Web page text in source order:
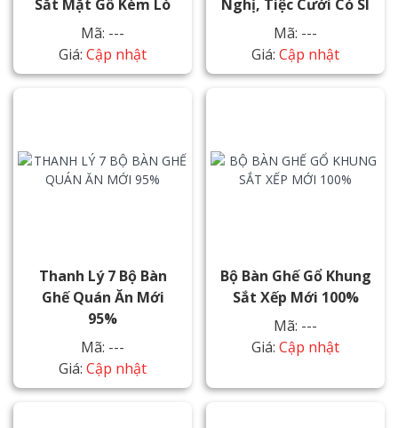
Sắt Mặt Gổ Kèm Lò
Mã: ---
Giá: Cập nhật
Nghị, Tiệc Cưới Có Sl
Mã: ---
Giá: Cập nhật
Thanh Lý 7 Bộ Bàn
Ghế Quán Ăn Mới
95%
Mã: ---
Giá: Cập nhật
Bộ Bàn Ghế Gổ Khung
Sắt Xếp Mới 100%
Mã: ---
Giá: Cập nhật